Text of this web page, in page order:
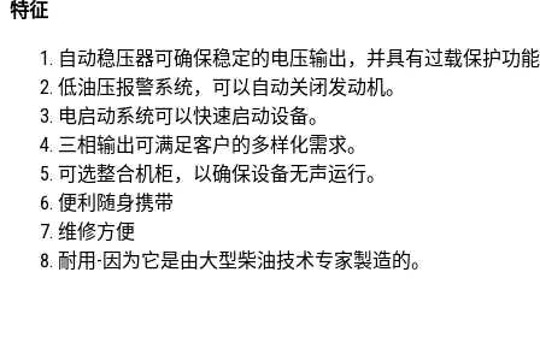
特征
自动稳压器可确保稳定的电压输出，并具有过载保护功
低油压报警系统，可以自动关闭发动机。
电启动系统可以快速启动设备。
三相输出可满足客户的多样化需求。
可选整合机柜，以确保设备无声运行。
便利随身携带
维修方便
耐用-因为它是由大型柴油技术专家製造的。